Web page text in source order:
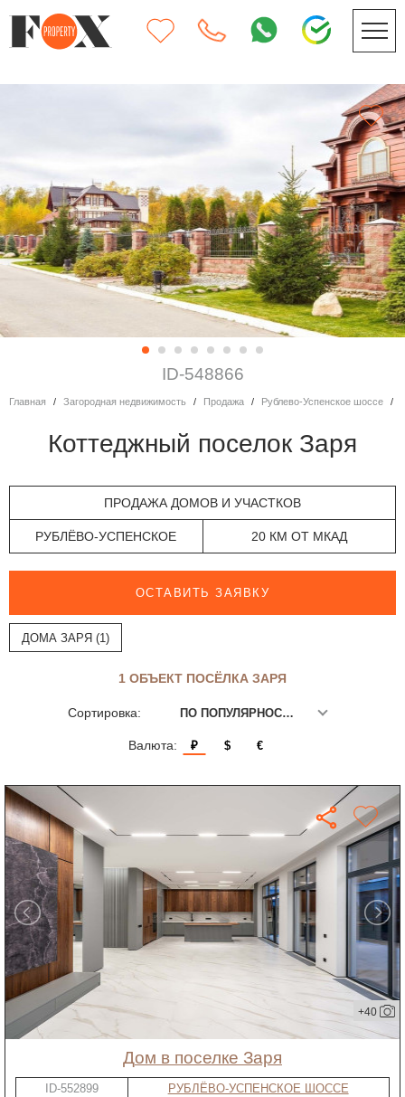
ID-548866
Главная Загородная недвижимость Продажа Рублево-Успенское шоссе
Коттеджный поселок Заря
ПРОДАЖА ДОМОВ И УЧАСТКОВ
РУБЛЁВО-УСПЕНСКОЕ 20 КМ ОТ МКАД
ОСТАВИТЬ ЗАЯВКУ
ДОМА ЗАРЯ (1)
1 ОБЪЕКТ ПОСЁЛКА ЗАРЯ
Сортировка: ПО ПОПУЛЯРНОСТИ
Валюта: ₽ $ €
+40
дом в поселке Заря
ID-552899
РУБЛЁВО-УСПЕНСКОЕ ШОССЕ